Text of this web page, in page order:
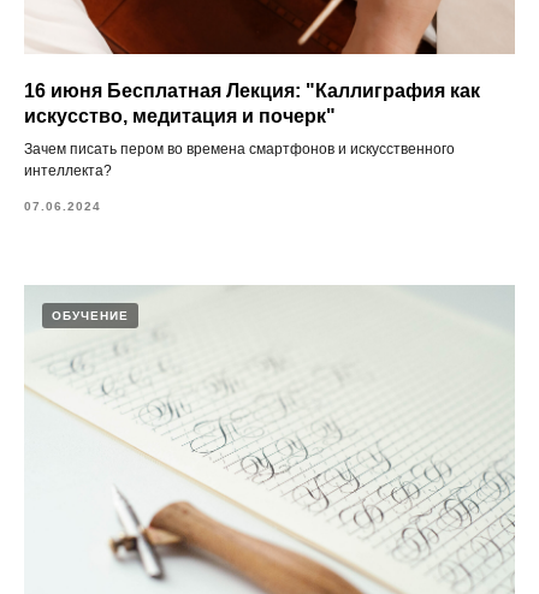
16 июня Бесплатная Лекция: "Каллиграфия как
искусство, медитация и почерк"
Зачем писать пером во времена смартфонов и искусственного
интеллекта?
07.06.2024
ОБУЧЕНИЕ